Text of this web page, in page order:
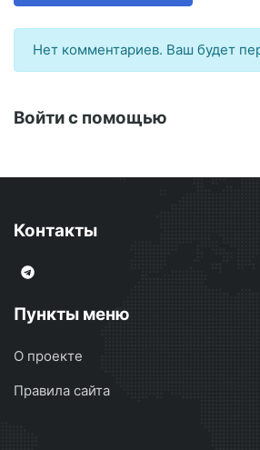
Нет комментариев. Ваш будет
Войти с помощью
Контакты
Пункты меню
О проекте
Правила сайта